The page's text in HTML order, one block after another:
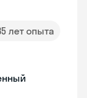
лет опыта